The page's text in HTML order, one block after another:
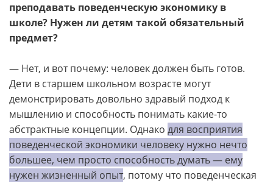
преподавать поведенческую экономику в
школе? Нужен ли детям такой обязательный
предмет?
— Нет, и вот почему: человек должен быть готов.
Дети в старшем школьном возрасте могут
демонстрировать довольно здравый подход к
мышлению и способность понимать какие-то
абстрактные концепции. Однако для восприятия
поведенческой экономики человеку нужно нечто
большее, чем просто способность думать — ему
нужен жизненный опыт, потому что поведенческая